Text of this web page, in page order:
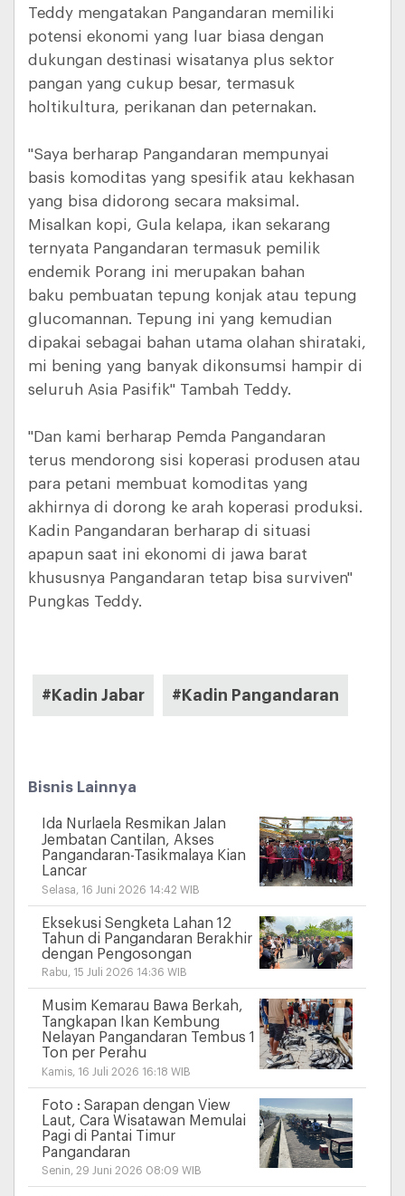
Teddy mengatakan Pangandaran memiliki
potensi ekonomi yang luar biasa dengan
dukungan destinasi wisatanya plus sektor
pangan yang cukup besar, termasuk
holtikultura, perikanan dan peternakan.
"Saya berharap Pangandaran mempunyai
basis komoditas yang spesifik atau kekhasan
yang bisa didorong secara maksimal.
Misalkan kopi, Gula kelapa, ikan sekarang
ternyata Pangandaran termasuk pemilik
endemik Porang ini merupakan bahan
baku pembuatan tepung konjak atau tepung
glucomannan. Tepung ini yang kemudian
dipakai sebagai bahan utama olahan shirataki,
mi bening yang banyak dikonsumsi hampir di
seluruh Asia Pasifik" Tambah Teddy.
"Dan kami berharap Pemda Pangandaran
terus mendorong sisi koperasi produsen atau
para petani membuat komoditas yang
akhirnya di dorong ke arah koperasi produksi.
Kadin Pangandaran berharap di situasi
apapun saat ini ekonomi di jawa barat
khususnya Pangandaran tetap bisa surviven"
Pungkas Teddy.
#Kadin Jabar #Kadin Pangandaran
Bisnis Lainnya
Ida Nurlaela Resmikan Jalan
Jembatan Cantilan, Akses
Pangandaran-Tasikmalaya Kian
Lancar
Selasa, 16 Juni 2026 14:42 WIB
Eksekusi Sengketa Lahan 12
Tahun di Pangandaran Berakhir
dengan Pengosongan
Rabu, 15 Juli 2026 14:36 WIB
Musim Kemarau Bawa Berkah,
Tangkapan Ikan Kembung
Nelayan Pangandaran Tembus 1
Ton per Perahu
Kamis, 16 Juli 2026 16:18 WIB
Foto : Sarapan dengan View
Laut, Cara Wisatawan Memulai
Pagi di Pantai Timur
Pangandaran
Senin, 29 Juni 2026 08:09 WIB